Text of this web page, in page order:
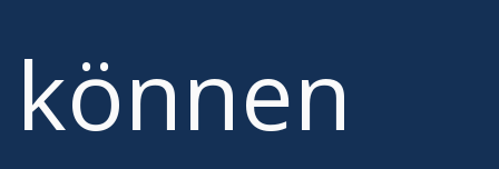
können